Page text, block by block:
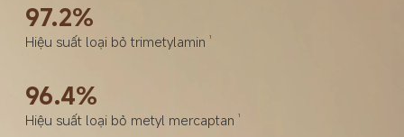
97.2%
Hiệu suất loại bỏ trimetylamin 1
96.4%
Hiệu suất loại bỏ metyl mercaptan 1